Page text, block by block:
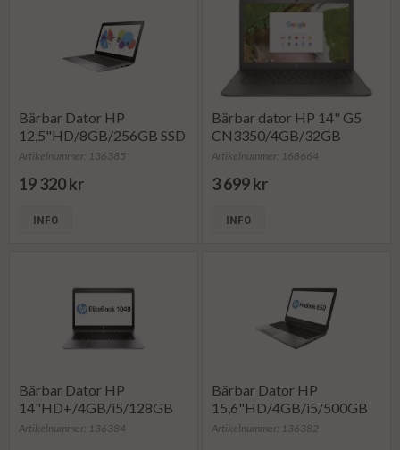
Bärbar Dator HP
12,5"HD/8GB/256GB SSD
Artikelnummer: 136385
19 320 kr
INFO
Bärbar dator HP 14" G5
CN3350/4GB/32GB
Artikelnummer: 168664
3 699 kr
INFO
Bärbar Dator HP
14"HD+/4GB/i5/128GB
SSD
Artikelnummer: 136384
Bärbar Dator HP
15,6"HD/4GB/i5/500GB
Artikelnummer: 136382